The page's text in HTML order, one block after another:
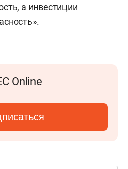
а инвестиции
Online